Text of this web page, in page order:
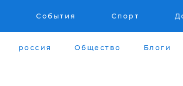
События Спорт
россия Общество Блоги